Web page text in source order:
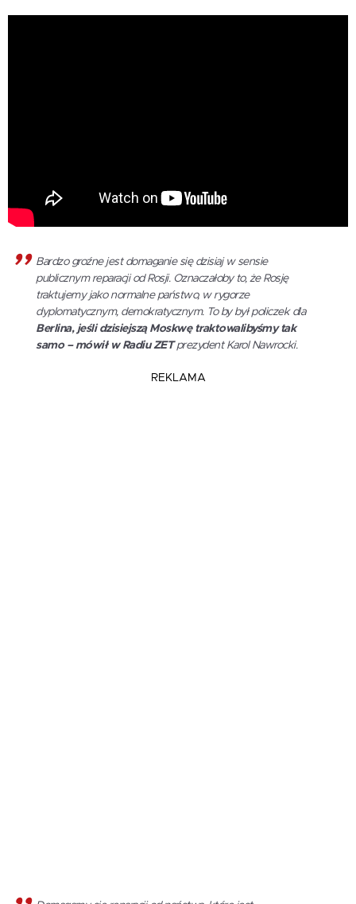
Bardzo groźne jest domaganie się dzisiaj w sensie
publicznym reparacji od Rosji. Oznaczałoby to, że Rosję
traktujemy jako normalne państwo, w rygorze
dyplomatycznym, demokratycznym. To by był policzek dla
Berlina, jeśli dzisiejszą Moskwę traktowalibyśmy tak
samo – mówił w Radiu ZETprezydent Karol Nawrocki.
REKLAMA